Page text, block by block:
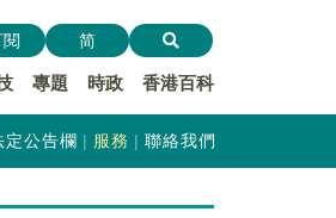
專題 時政 香港百科
简
定公告欄 服務 聯絡我們